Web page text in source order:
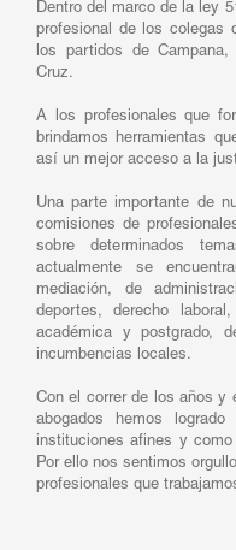
Dentro del marco de la ley
profesional de los colegas
los partidos de
Cruz.
A los profesionales que
brindamos herramientas
así un mejor acceso a la
Una parte importante de
comisiones de
sobre determinados
actualmente se
mediación, de
deportes, derecho
académica y postgrado,
incumbencias locales.
Con el correr de los años y
abogados hemos
instituciones afines y
Por ello nos sentimos
profesionales que